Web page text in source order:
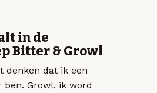
in de
Bitter & Growl
denken dat ik een
ben. Growl, ik word